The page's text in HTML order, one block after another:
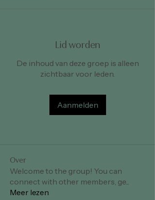
Lid worden
De inhoud van deze groep is alleen
zichtbaar voor leden.
Aanmelden
Over
Welcome to the group! You can
connect with other members, ge...
Meer lezen